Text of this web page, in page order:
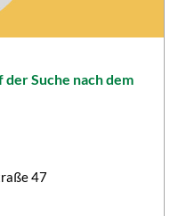
Suche nach dem
47